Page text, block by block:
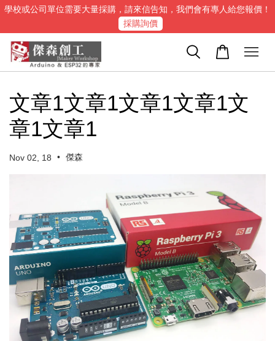
學校或公司單位需要大量採購，請來信告知，我們會有專人給您報價！
採購詢價
文章1文章1文章1文章1文
章1文章1
Nov 02, 18 • 傑森